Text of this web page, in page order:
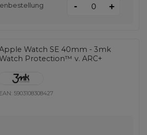
- +
Watch SE 40mm - 3mk
Protection™ v. ARC+
EAN: 5903108308427